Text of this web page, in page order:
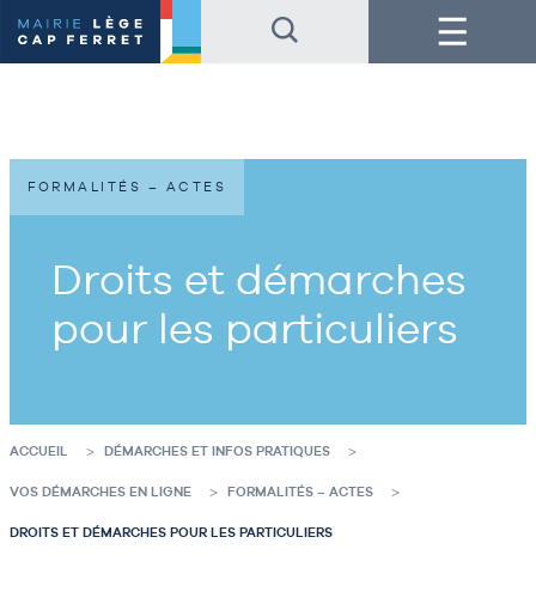
au
contenu
de
au
pied
de
Menu
Droits et démarches
pour les particuliers
FORMALITÉS – ACTES
ACCUEIL DÉMARCHES ET INFOS PRATIQUES
VOS DÉMARCHES EN LIGNE FORMALITÉS – ACTES
DROITS ET DÉMARCHES POUR LES PARTICULIERS